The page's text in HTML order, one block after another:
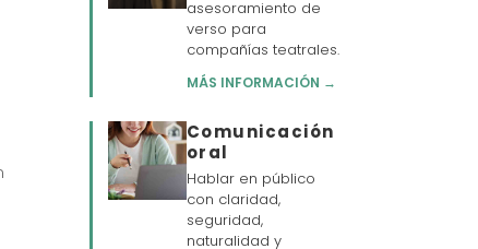
asesoramiento de
verso para
compañías teatrales.
MÁS INFORMACIÓN →
Comunicación
oral
Hablar en público
con claridad,
seguridad,
naturalidad y